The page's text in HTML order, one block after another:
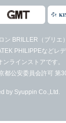
ン BRILLER（ブリエ）
PHILIPPEなどレ
ラインストアです。
都公安委員会許可 第
by Syuppin Co.,Ltd.